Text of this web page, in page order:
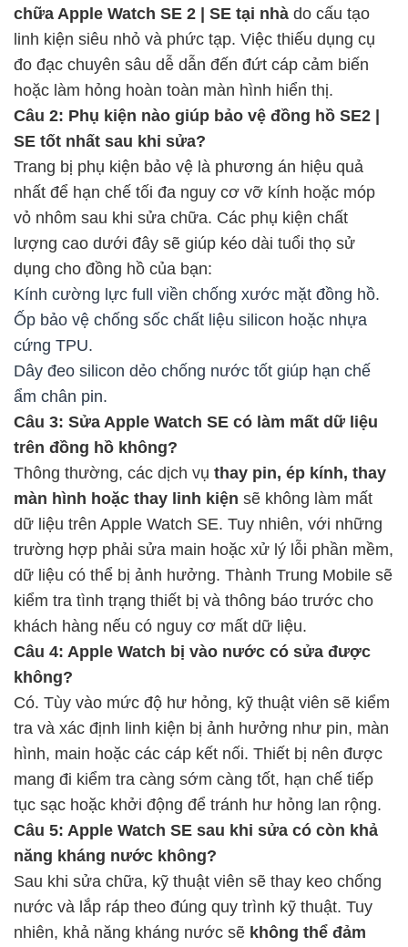
chữa Apple Watch SE 2 | SE tại nhà do cấu tạo
linh kiện siêu nhỏ và phức tạp. Việc thiếu dụng cụ
đo đạc chuyên sâu dễ dẫn đến đứt cáp cảm biến
hoặc làm hỏng hoàn toàn màn hình hiển thị.
Câu 2: Phụ kiện nào giúp bảo vệ đồng hồ SE2 |
SE tốt nhất sau khi sửa?
Trang bị phụ kiện bảo vệ là phương án hiệu quả
nhất để hạn chế tối đa nguy cơ vỡ kính hoặc móp
vỏ nhôm sau khi sửa chữa. Các phụ kiện chất
lượng cao dưới đây sẽ giúp kéo dài tuổi thọ sử
dụng cho đồng hồ của bạn:
Kính cường lực full viền chống xước mặt đồng hồ.
Ốp bảo vệ chống sốc chất liệu silicon hoặc nhựa
cứng TPU.
Dây đeo silicon dẻo chống nước tốt giúp hạn chế
ẩm chân pin.
Câu 3: Sửa Apple Watch SE có làm mất dữ liệu
trên đồng hồ không?
Thông thường, các dịch vụ thay pin, ép kính, thay
màn hình hoặc thay linh kiện sẽ không làm mất
dữ liệu trên Apple Watch SE. Tuy nhiên, với những
trường hợp phải sửa main hoặc xử lý lỗi phần mềm,
dữ liệu có thể bị ảnh hưởng. Thành Trung Mobile sẽ
kiểm tra tình trạng thiết bị và thông báo trước cho
khách hàng nếu có nguy cơ mất dữ liệu.
Câu 4: Apple Watch bị vào nước có sửa được
không?
Có. Tùy vào mức độ hư hỏng, kỹ thuật viên sẽ kiểm
tra và xác định linh kiện bị ảnh hưởng như pin, màn
hình, main hoặc các cáp kết nối. Thiết bị nên được
mang đi kiểm tra càng sớm càng tốt, hạn chế tiếp
tục sạc hoặc khởi động để tránh hư hỏng lan rộng.
Câu 5: Apple Watch SE sau khi sửa có còn khả
năng kháng nước không?
Sau khi sửa chữa, kỹ thuật viên sẽ thay keo chống
nước và lắp ráp theo đúng quy trình kỹ thuật. Tuy
nhiên, khả năng kháng nước sẽ không thể đảm